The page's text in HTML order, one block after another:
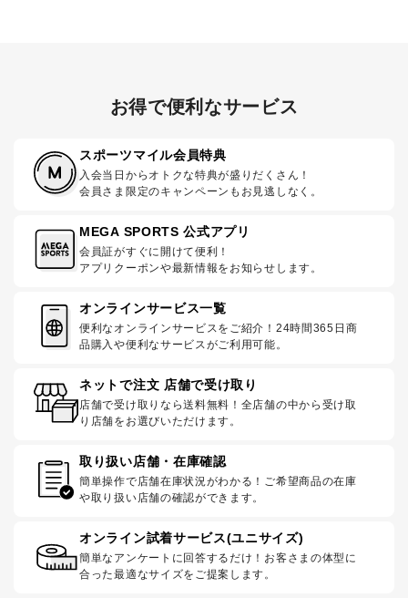
お得で便利なサービス
スポーツマイル会員特典
入会当日からオトクな特典が盛りだくさん！
会員さま限定のキャンペーンもお見逃しなく。
MEGA SPORTS 公式アプリ
会員証がすぐに開けて便利！
アプリクーポンや最新情報をお知らせします。
オンラインサービス一覧
便利なオンラインサービスをご紹介！24時間365日商
品購入や便利なサービスがご利用可能。
ネットで注文 店舗で受け取り
店舗で受け取りなら送料無料！全店舗の中から受け取
り店舗をお選びいただけます。
取り扱い店舗・在庫確認
簡単操作で店舗在庫状況がわかる！ご希望商品の在庫
や取り扱い店舗の確認ができます。
オンライン試着サービス(ユニサイズ)
簡単なアンケートに回答するだけ！お客さまの体型に
合った最適なサイズをご提案します。